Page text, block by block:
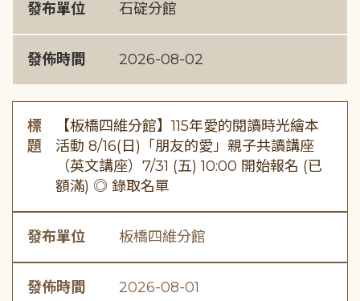
發布單位 石碇分館
發佈時間 2026-08-02
標
題
【板橋四維分館】115年愛的閱讀時光繪本
活動 8/16(日)「朋友的愛」親子共讀講座
（英文講座）7/31 (五) 10:00 開始報名 (已
額滿) ◎ 錄取名單
發布單位 板橋四維分館
發佈時間 2026-08-01